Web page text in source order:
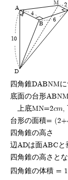
A
B
D
M
2
4
6
10
四角錐DABNMに
底面の台形
上底MN=2cm,
台形の面積=
四角錐の高さ
辺ADは面ABCと
四角錐の高さとな
四角錐の体積 =